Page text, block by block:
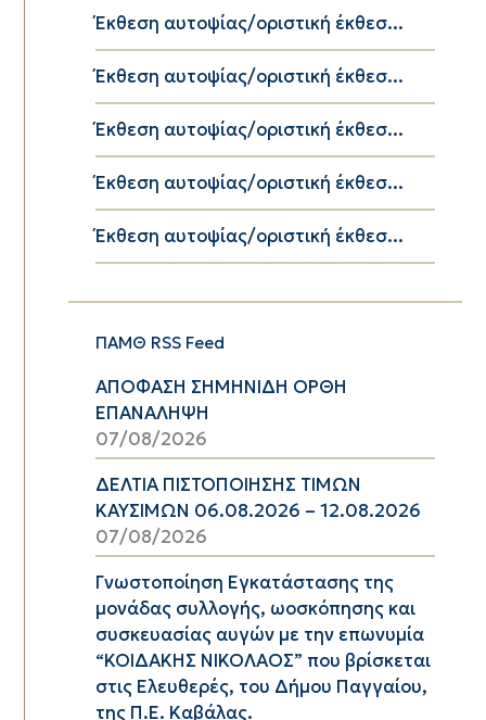
Έκθεση αυτοψίας/οριστική έκθεσ...
Έκθεση αυτοψίας/οριστική έκθεσ...
Έκθεση αυτοψίας/οριστική έκθεσ...
Έκθεση αυτοψίας/οριστική έκθεσ...
Έκθεση αυτοψίας/οριστική έκθεσ...
ΠΑΜΘ RSS Feed
ΑΠΟΦΑΣΗ ΣΗΜΗΝΙΔΗ ΟΡΘΗ
ΕΠΑΝΑΛΗΨΗ
07/08/2026
ΔΕΛΤΙΑ ΠΙΣΤΟΠΟΙΗΣΗΣ ΤΙΜΩΝ
ΚΑΥΣΙΜΩΝ 06.08.2026 – 12.08.2026
07/08/2026
Γνωστοποίηση Εγκατάστασης της
μονάδας συλλογής, ωοσκόπησης και
συσκευασίας αυγών με την επωνυμία
“ΚΟΙΔΑΚΗΣ ΝΙΚΟΛΑΟΣ” που βρίσκεται
στις Ελευθερές, του Δήμου Παγγαίου,
της Π.Ε. Καβάλας.